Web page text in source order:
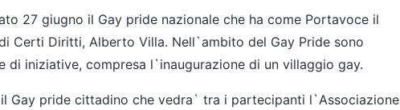
27 giugno il Gay pride nazionale che ha come Portavoce il
Certi Diritti, Alberto Villa. Nell`ambito del Gay Pride sono
di iniziative, compresa l`inaugurazione di un villaggio gay.
Gay pride cittadino che vedra` tra i partecipanti l`Associazione